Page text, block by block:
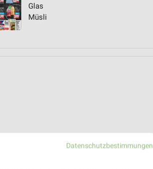
Glas
Müsli
Datenschutzbestimmungen